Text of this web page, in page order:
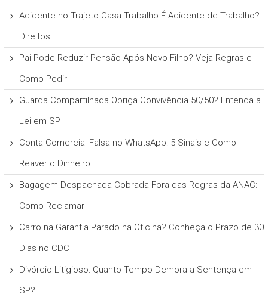
Acidente no Trajeto Casa-Trabalho É Acidente de Trabalho?
Direitos
Pai Pode Reduzir Pensão Após Novo Filho? Veja Regras e
Como Pedir
Guarda Compartilhada Obriga Convivência 50/50? Entenda a
Lei em SP
Conta Comercial Falsa no WhatsApp: 5 Sinais e Como
Reaver o Dinheiro
Bagagem Despachada Cobrada Fora das Regras da ANAC:
Como Reclamar
Carro na Garantia Parado na Oficina? Conheça o Prazo de 30
Dias no CDC
Divórcio Litigioso: Quanto Tempo Demora a Sentença em
SP?